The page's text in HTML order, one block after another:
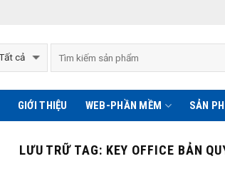
GIỚI THIỆU WEB-PHẦN MỀM SẢN
LƯU TRỮ TAG: KEY OFFICE BẢN